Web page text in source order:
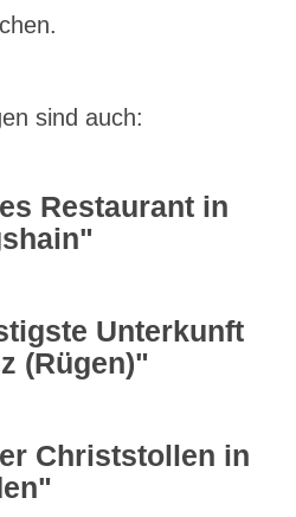
sind auch:
Restaurant in
Unterkunft
(Rügen)"
Christstollen in